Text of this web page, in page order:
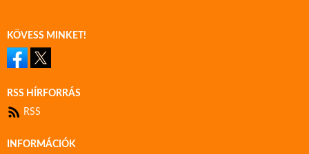
KÖVESS MINKET!
RSS HÍRFORRÁS
RSS
INFORMÁCIÓK